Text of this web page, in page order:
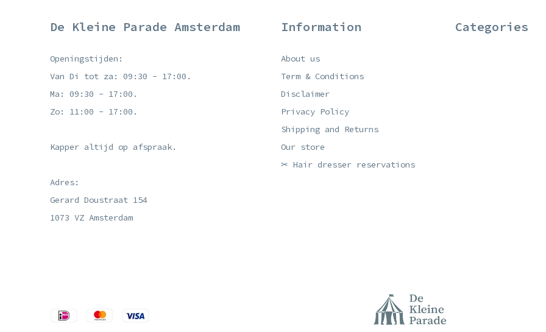
De Kleine Parade Amsterdam
Openingstijden:
Van Di tot za: 09:30 - 17:00.
Ma: 09:30 - 17:00.
Zo: 11:00 - 17:00.
Kapper altijd op afspraak.
Adres:
Gerard Doustraat 154
1073 VZ Amsterdam
Information
About us
Term & Conditions
Disclaimer
Privacy Policy
Shipping and Returns
Our store
✂ Hair dresser reservations
Categories